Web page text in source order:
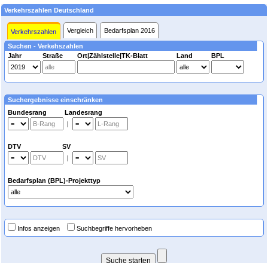
Verkehrszahlen Deutschland
Verkehrszahlen Vergleich Bedarfsplan 2016
Suchen - Verkehszahlen
Jahr
Straße Ort|Zählstelle|TK-Blatt Land BPL
Suchergebnisse einschränken
Bundesrang Landesrang
|
DTV SV
|
Bedarfsplan (BPL)-Projekttyp
Infos anzeigen Suchbegriffe hervorheben